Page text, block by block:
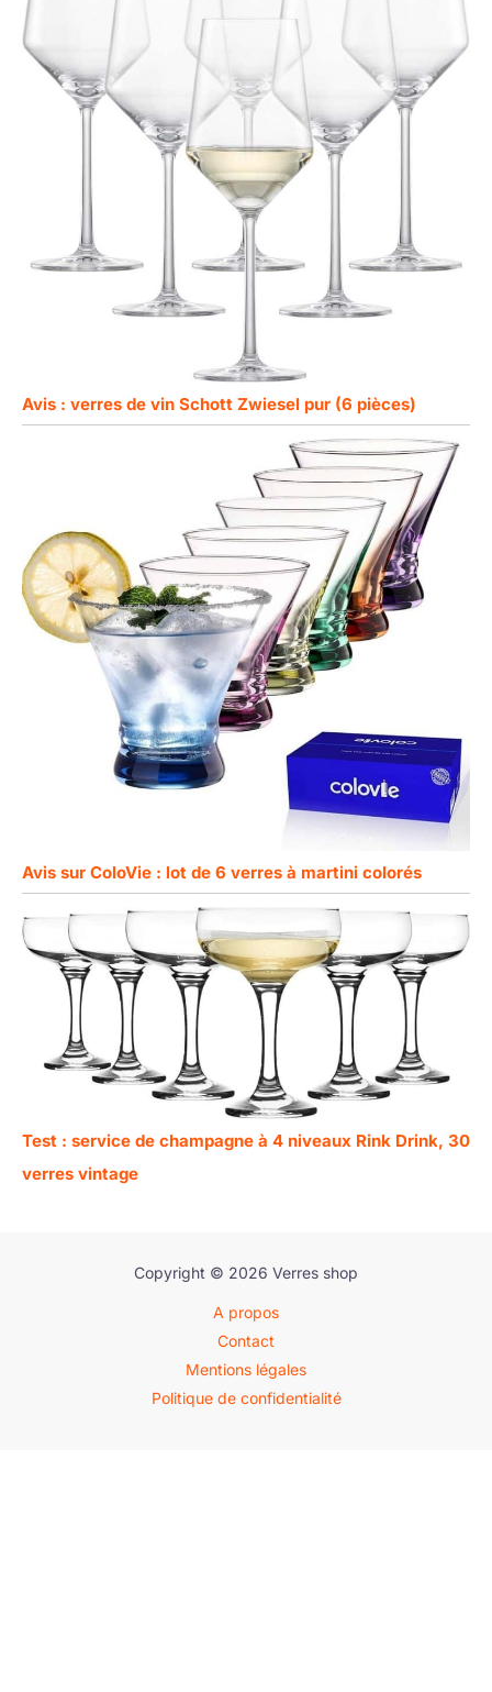
Avis : verres de vin Schott Zwiesel pur (6 pièces)
Avis sur ColoVie : lot de 6 verres à martini colorés
Test : service de champagne à 4 niveaux Rink Drink, 30
verres vintage
Copyright © 2026 Verres shop
A propos
Contact
Mentions légales
Politique de confidentialité